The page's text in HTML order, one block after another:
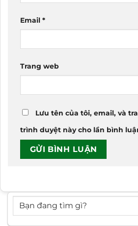
Email *
Trang web
Lưu tên của tôi, email, và
trình duyệt này cho lần bình